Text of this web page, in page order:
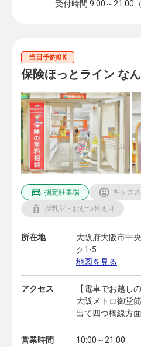
受付時間 9:00～21:00
当日予約OK
保険ほっとライン な
指定駐車場
キッズ
授乳室・おむつ替え可
所在地
大阪府大阪市中
ク1-5
地図を見る
アクセス
【電車でお越しの
大阪メトロ御堂
出て四つ橋線方
営業時間
10:00～21:00